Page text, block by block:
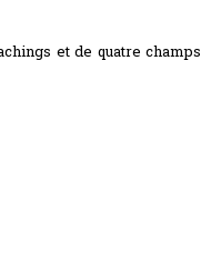
et de quatre champs